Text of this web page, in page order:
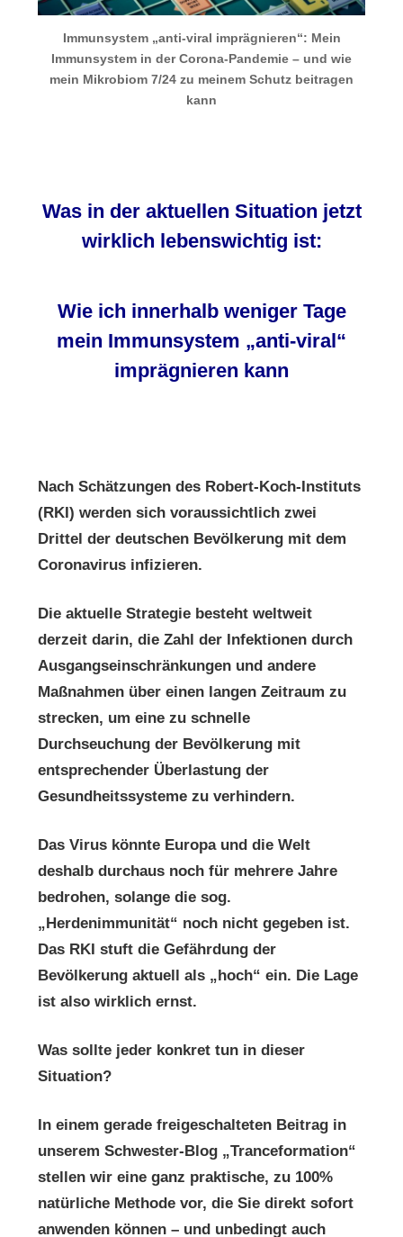
Immunsystem „anti-viral imprägnieren“: Mein
Immunsystem in der Corona-Pandemie – und wie
mein Mikrobiom 7/24 zu meinem Schutz beitragen
kann
Was in der aktuellen Situation jetzt
wirklich lebenswichtig ist:
Wie ich innerhalb weniger Tage
mein Immunsystem „anti-viral“
imprägnieren kann
Nach Schätzungen des Robert-Koch-Instituts
(RKI) werden sich voraussichtlich zwei
Drittel der deutschen Bevölkerung mit dem
Coronavirus infizieren.
Die aktuelle Strategie besteht weltweit
derzeit darin, die Zahl der Infektionen durch
Ausgangseinschränkungen und andere
Maßnahmen über einen langen Zeitraum zu
strecken, um eine zu schnelle
Durchseuchung der Bevölkerung mit
entsprechender Überlastung der
Gesundheitssysteme zu verhindern.
Das Virus könnte Europa und die Welt
deshalb durchaus noch für mehrere Jahre
bedrohen, solange die sog.
„Herdenimmunität“ noch nicht gegeben ist.
Das RKI stuft die Gefährdung der
Bevölkerung aktuell als „hoch“ ein. Die Lage
ist also wirklich ernst.
Was sollte jeder konkret tun in dieser
Situation?
In einem gerade freigeschalteten Beitrag in
unserem Schwester-Blog „Tranceformation“
stellen wir eine ganz praktische, zu 100%
natürliche Methode vor, die Sie direkt sofort
anwenden können – und unbedingt auch